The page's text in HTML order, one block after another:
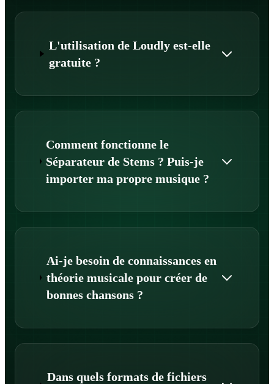
L'utilisation de Loudly est-elle
gratuite ?
Comment fonctionne le
Séparateur de Stems ? Puis-je
importer ma propre musique ?
Ai-je besoin de connaissances en
théorie musicale pour créer de
bonnes chansons ?
Dans quels formats de fichiers